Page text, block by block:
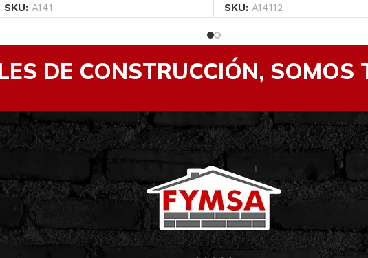
SKU: A141 SKU: A14112
DE CONSTRUCCIÓN, SOMOS